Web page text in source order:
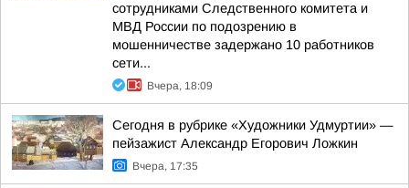
сотрудниками Следственного комитета и
МВД России по подозрению в
мошенничестве задержано 10 работников
сети...
Вчера, 18:09
Сегодня в рубрике «Художники Удмуртии» —
пейзажист Александр Егорович Ложкин
Вчера, 17:35